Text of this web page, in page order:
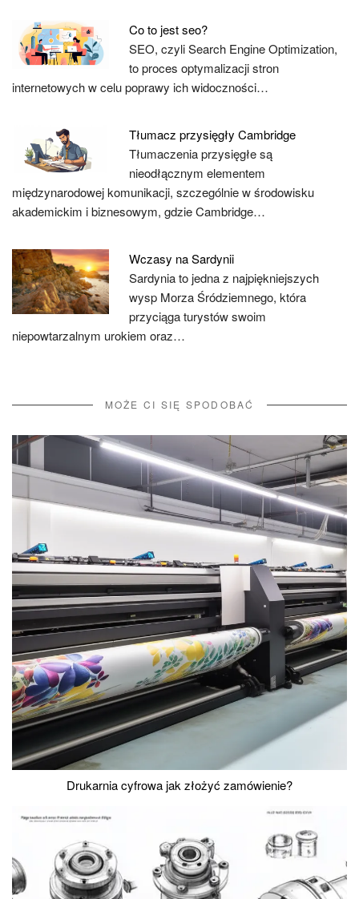
Co to jest seo?
SEO, czyli Search Engine Optimization,
to proces optymalizacji stron
internetowych w celu poprawy ich widoczności…
Tłumacz przysięgły Cambridge
Tłumaczenia przysięgłe są
nieodłącznym elementem
międzynarodowej komunikacji, szczególnie w środowisku
akademickim i biznesowym, gdzie Cambridge…
Wczasy na Sardynii
Sardynia to jedna z najpiękniejszych
wysp Morza Śródziemnego, która
przyciąga turystów swoim
niepowtarzalnym urokiem oraz…
MOŻE CI SIĘ SPODOBAĆ
Drukarnia cyfrowa jak złożyć zamówienie?